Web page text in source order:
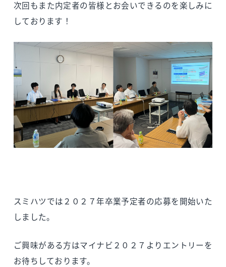
次回もまた内定者の皆様とお会いできるのを楽しみに
しております！
スミハツでは２０２７年卒業予定者の応募を開始いた
しました。
ご興味がある方はマイナビ２０２７よりエントリーを
お待ちしております。